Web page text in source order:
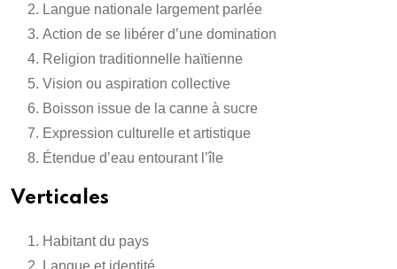
Langue nationale largement parlée
Action de se libérer d’une domination
Religion traditionnelle haïtienne
Vision ou aspiration collective
Boisson issue de la canne à sucre
Expression culturelle et artistique
Étendue d’eau entourant l’île
Verticales
Habitant du pays
Langue et identité